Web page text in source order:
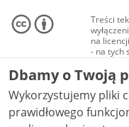
Treści
na
- na tych
audio i
Creative
NC-ND
Dbamy o Twoją
Wykorzystujemy pliki
prawidłowego